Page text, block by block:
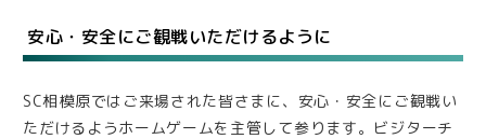
安心・安全にご観戦いただけるように
SC相模原ではご来場された皆さまに、安心・安全にご観戦い
ただけるようホームゲームを主管して参ります。ビジターチ